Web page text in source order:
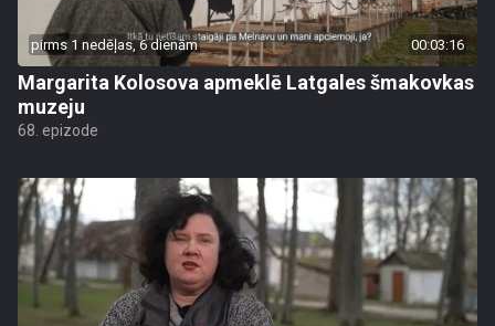
pirms 1 nedēļas, 6 dienām 00:03:16
Margarita Kolosova apmeklē Latgales šmakovkas
muzeju
68. epizode